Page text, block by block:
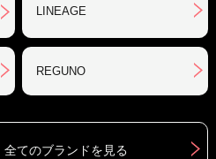
LINEAGE
REGUNO
全てのブランドを見る